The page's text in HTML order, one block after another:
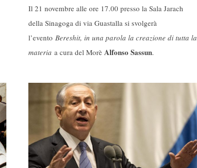
Il 21 novembre alle ore 17.00 presso la Sala Jarach
della Sinagoga di via Guastalla si svolgerà
l’evento Bereshit, in una parola la creazione di tutta la
materia a cura del Morè Alfonso Sassun.